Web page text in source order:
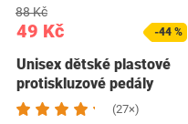
49 Kč
88 Kč
-44 %
Unisex dětské plastové
protiskluzové pedály
FISCHER, černé,…
(27×)